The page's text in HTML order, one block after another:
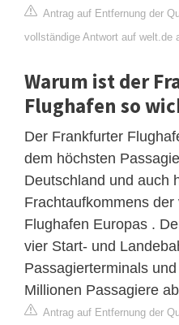
Antrag auf Entfernung der
vollständige Antwort auf welt.de
Warum ist der
Flughafen so
Der Frankfurter
dem höchsten
Deutschland und auch
Frachtaufkommens
Flughafen Europas .
vier Start- und
Passagierterminals
Millionen Passagiere
Antrag auf Entfernung der